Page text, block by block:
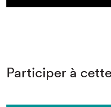
Participer à